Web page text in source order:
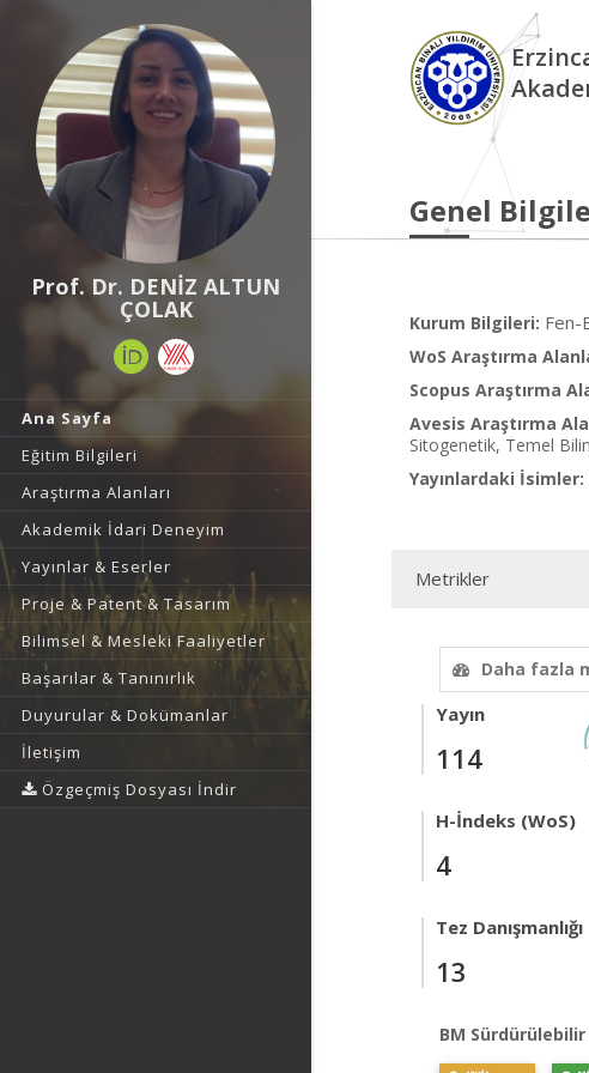
Prof. Dr. DENİZ ALTUN
ÇOLAK
Ana Sayfa
Eğitim Bilgileri
Araştırma Alanları
Akademik İdari Deneyim
Yayınlar & Eserler
Proje & Patent & Tasarım
Bilimsel & Mesleki Faaliyetler
Başarılar & Tanınırlık
Duyurular & Dokümanlar
İletişim
Özgeçmiş Dosyası İndir
Genel
Kurum Bilgileri: Fen-
WoS Araştırma
Scopus Araştırma
Avesis Araştırma
Sitogenetik, Temel
Yayınlardaki İsimler:
Metrikler
Daha fazla
Yayın
114
H-İndeks (WoS)
4
Tez Danışmanlığı
13
BM Sürdürülebilir